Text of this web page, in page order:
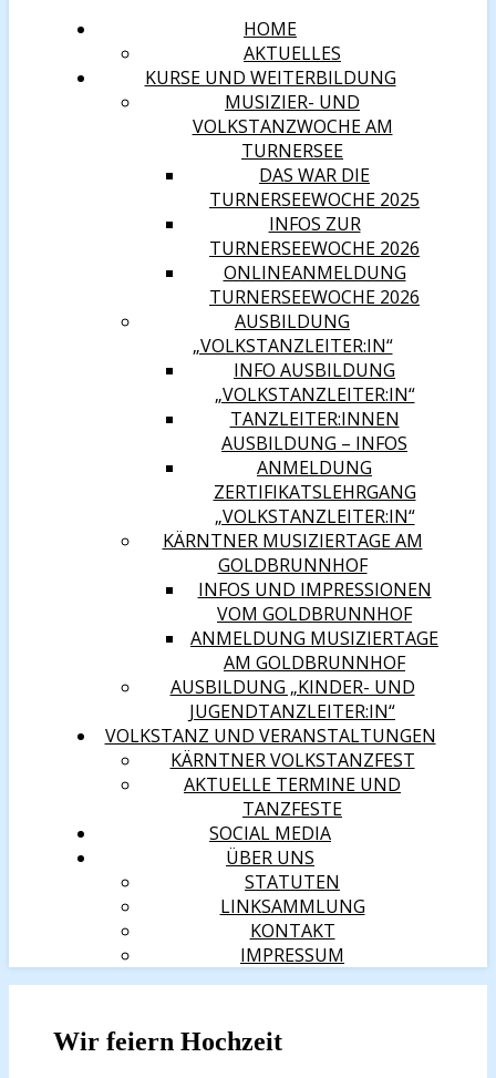
HOME
AKTUELLES
KURSE UND WEITERBILDUNG
MUSIZIER- UND
VOLKSTANZWOCHE AM
TURNERSEE
DAS WAR DIE
TURNERSEEWOCHE 2025
INFOS ZUR
TURNERSEEWOCHE 2026
ONLINEANMELDUNG
TURNERSEEWOCHE 2026
AUSBILDUNG
„VOLKSTANZLEITER:IN“
INFO AUSBILDUNG
„VOLKSTANZLEITER:IN“
TANZLEITER:INNEN
AUSBILDUNG – INFOS
ANMELDUNG
ZERTIFIKATSLEHRGANG
„VOLKSTANZLEITER:IN“
KÄRNTNER MUSIZIERTAGE AM
GOLDBRUNNHOF
INFOS UND IMPRESSIONEN
VOM GOLDBRUNNHOF
ANMELDUNG MUSIZIERTAGE
AM GOLDBRUNNHOF
AUSBILDUNG „KINDER- UND
JUGENDTANZLEITER:IN“
VOLKSTANZ UND VERANSTALTUNGEN
KÄRNTNER VOLKSTANZFEST
AKTUELLE TERMINE UND
TANZFESTE
SOCIAL MEDIA
ÜBER UNS
STATUTEN
LINKSAMMLUNG
KONTAKT
IMPRESSUM
Wir feiern Hochzeit